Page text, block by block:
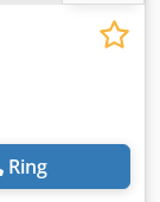
Ring